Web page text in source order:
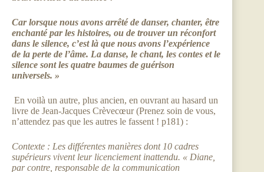
Car lorsque nous avons arrêté de danser, chanter, être
enchanté par les histoires, ou de trouver un réconfort
dans le silence, c’est là que nous avons l’expérience
de la perte de l’âme. La danse, le chant, les contes et le
silence sont les quatre baumes de guérison
universels. »
En voilà un autre, plus ancien, en ouvrant au hasard un
livre de Jean-Jacques Crèvecœur (Prenez soin de vous,
n’attendez pas que les autres le fassent ! p181) :
Contexte : Les différentes manières dont 10 cadres
supérieurs vivent leur licenciement inattendu. « Diane,
par contre, responsable de la communication